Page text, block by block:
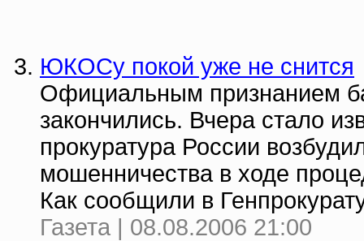
ЮКОСу покой уже не снится
Официальным признанием
закончились. Вчера стало
прокуратура России
мошенничества в ходе
Как сообщили в
Газета | 08.08.2006 21:00